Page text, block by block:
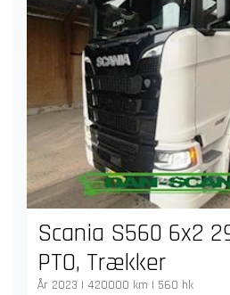
Scania S560 6x2
PTO, Trækker
År 2023 | 420000 km | 560 hk